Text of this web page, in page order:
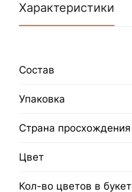
Характеристики
Состав
Упаковка
Страна
Цвет
Кол-во цветов в